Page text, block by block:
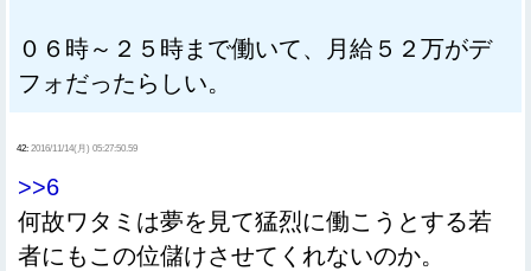
０６時～２５時まで働いて、月給５２万がデ
フォだったらしい。
42: 2016/11/14(月) 05:27:50.59
>>6
何故ワタミは夢を見て猛烈に働こうとする若
者にもこの位儲けさせてくれないのか。